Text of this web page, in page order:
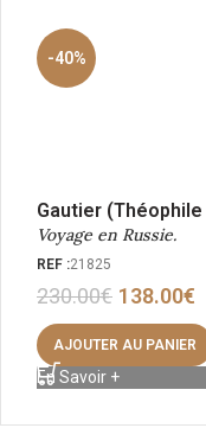
-40%
Gautier (Théophile
Voyage en Russie.
REF :21825
230.00€ 138.00€
AJOUTER AU PANIER
En Savoir +